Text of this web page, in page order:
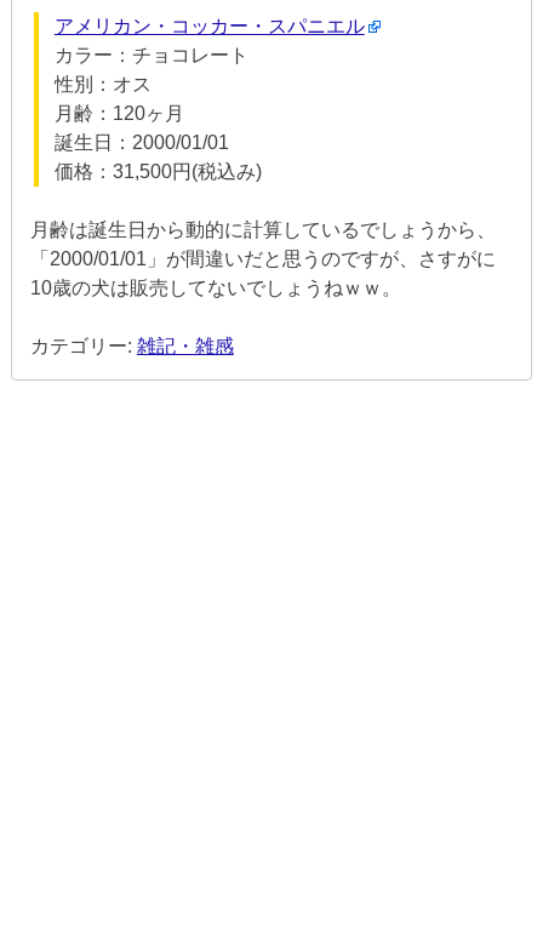
アメリカン・コッカー・スパニエル
カラー：チョコレート
性別：オス
月齢：120ヶ月
誕生日：2000/01/01
価格：31,500円(税込み)
月齢は誕生日から動的に計算しているでしょうから、
「2000/01/01」が間違いだと思うのですが、さすがに
10歳の犬は販売してないでしょうねｗｗ。
カテゴリー: 雑記・雑感